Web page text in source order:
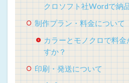
クロソフト社Wordで納
制作プラン・料金について
カラーとモノクロで料
すか？
印刷・発送について